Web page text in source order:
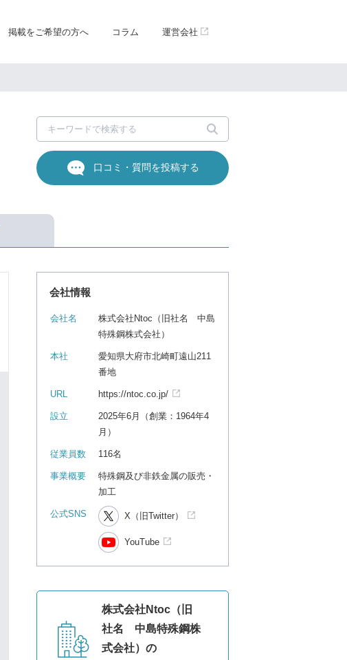
掲載をご希望の方へ コラム 運営会社
口コミ・質問を投稿する
会社情報
会社名
株式会社Ntoc（旧社名 中島
特殊鋼株式会社）
本社
愛知県大府市北崎町遠山211
番地
URL https://ntoc.co.jp/
設立
2025年6月（創業：1964年4
月）
従業員数 116名
事業概要
特殊鋼及び非鉄金属の販売・
加工
公式SNS X（旧Twitter）
YouTube
株式会社Ntoc（旧
社名 中島特殊鋼株
式会社）の